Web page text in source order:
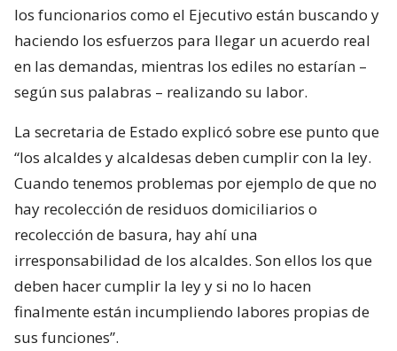
los funcionarios como el Ejecutivo están buscando y
haciendo los esfuerzos para llegar un acuerdo real
en las demandas, mientras los ediles no estarían –
según sus palabras – realizando su labor.
La secretaria de Estado explicó sobre ese punto que
“los alcaldes y alcaldesas deben cumplir con la ley.
Cuando tenemos problemas por ejemplo de que no
hay recolección de residuos domiciliarios o
recolección de basura, hay ahí una
irresponsabilidad de los alcaldes. Son ellos los que
deben hacer cumplir la ley y si no lo hacen
finalmente están incumpliendo labores propias de
sus funciones”.